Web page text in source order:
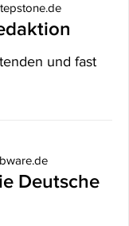
und fast
Deutsche